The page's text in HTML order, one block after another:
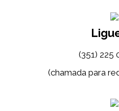
(351) 225
(chamada para